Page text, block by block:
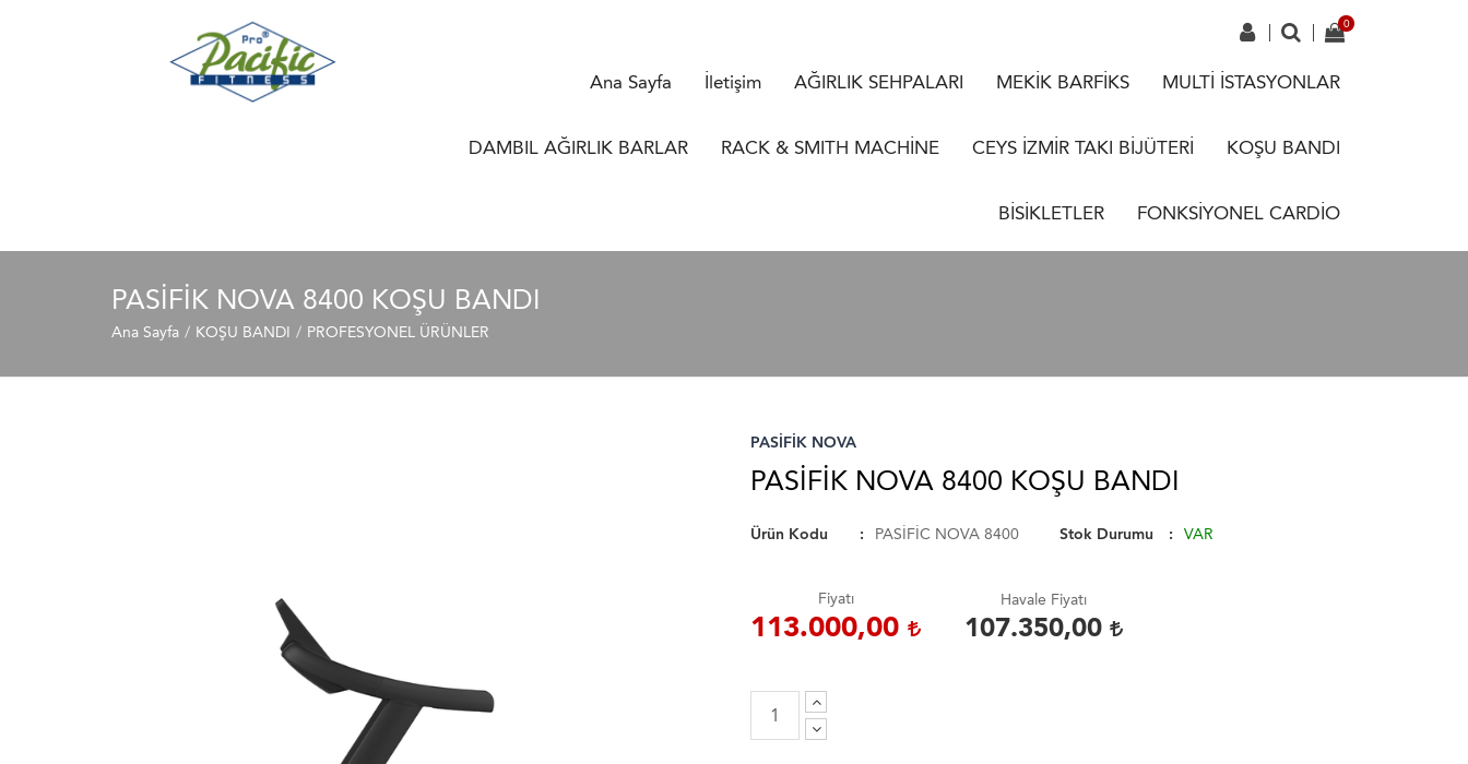
Ana Sayfa İletişim AĞIRLIK SEHPALARI MEKİK BARFİKS MULTİ İSTASYONLAR
DAMBIL AĞIRLIK BARLAR RACK & SMITH MACHİNE CEYS İZMİR TAKI BİJÜTERİ KOŞU BANDI
BİSİKLETLER FONKSİYONEL CARDİO
PASİFİK NOVA 8400 KOŞU BANDI
Ana Sayfa KOŞU BANDI PROFESYONEL ÜRÜNLER
PASİFİK NOVA
PASİFİK NOVA 8400 KOŞU BANDI
Ürün Kodu PASİFİC NOVA 8400 Stok Durumu VAR
Fiyatı
113.000,00
Havale Fiyatı
107.350,00